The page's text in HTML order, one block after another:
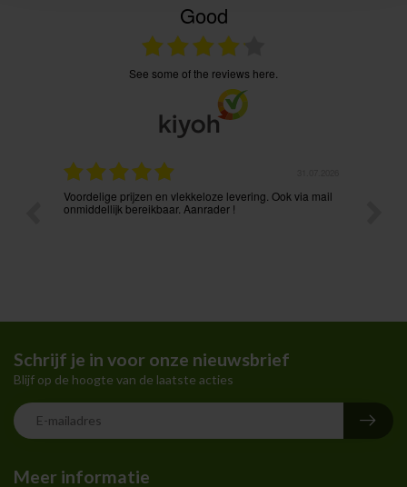
Good
see some of the reviews here.
Voordelige prijzen en vlekkeloze levering. Ook via mail
onmiddellijk bereikbaar. Aanrader !
Meer informatie
Schrijf je in voor onze nieuwsbrief
Blijf op de hoogte van de laatste acties